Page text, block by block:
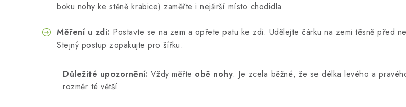
boku nohy ke stěně krabice) zaměřte i nejširší místo chodidla.
Měření u zdi: Postavte se na zem a opřete patu ke zdi. Udělejte čárku na zemi těsně před
Stejný postup zopakujte pro šířku.
Důležité upozornění: Vždy měřte obě nohy. Je zcela běžné, že se délka levého a
rozměr té větší.